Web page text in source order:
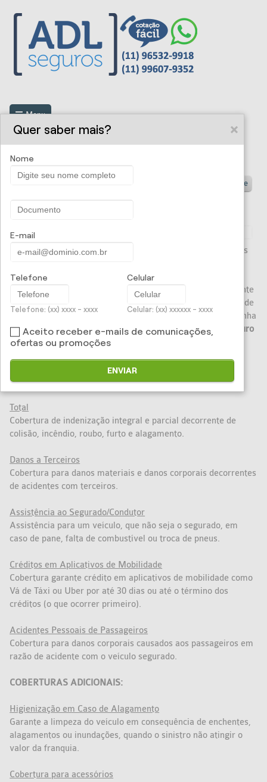
Menu
Proposta Online
ADL Seguros -
Seguro Auto Mulher
Um seguro repleto de benefícios para que você fique apenas
Você trabalha e cuida da casa, dos filhos e do marido. A gente
sabe que o seu dia a dia é muito corrido e que você precisa de
mecanismos para facilitar a sua vida. Para que você não tenha
que se preocupar com o seu veículo, desenvolvemos o
Seguro
Auto Mulher: um seguro que além de proteger o seu
CONHEÇA AS COBERTURAS:
Total
Cobertura de indenização integral e parcial decorrente de
colisão, incêndio, roubo, furto e alagamento.
Danos a Terceiros
Cobertura para danos materiais e danos corporais decorrentes
de acidentes com terceiros.
Assistência ao Segurado/Condutor
Assistência para um veículo, que não seja o segurado, em
caso de pane, falta de combustível ou troca de pneus.
Créditos em Aplicativos de Mobilidade
Cobertura garante crédito em aplicativos de mobilidade como
Vá de Táxi ou Uber por até 30 dias ou até o término dos
créditos (o que ocorrer primeiro).
Acidentes Pessoais de Passageiros
Cobertura para danos corporais causados aos passageiros em
razão de acidente com o veículo segurado.
COBERTURAS ADICIONAIS:
Higienização em Caso de Alagamento
Garante a limpeza do veículo em consequência de enchentes,
alagamentos ou inundações, quando o sinistro não atingir o
valor da franquia.
Cobertura para acessórios​
Quer saber mais?
Nome
E-mail
Telefone
Telefone: (xx) xxxx - xxxx
Celular
Celular: (xx) xxxxxx - xxxx
Aceito receber e-mails de comunicações,
ofertas ou promoções
ENVIAR